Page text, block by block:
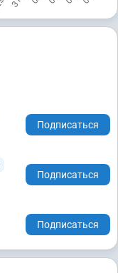
Подписаться
Подписаться
Подписаться